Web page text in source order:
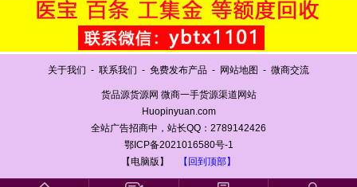
关于我们 - 联系我们 - 免费发布产品 - 网站地图 - 微商交流
货品源货源网 微商一手货源渠道网站
Huopinyuan.com
全站广告招商中，站长QQ：2789142426
鄂ICP备2021016580号-1
【电脑版】
【回到顶部】